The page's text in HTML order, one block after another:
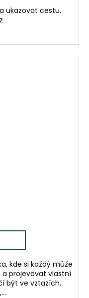
ukazovat cestu.
kde si každý může
projevovat vlastní
být ve vztazích,